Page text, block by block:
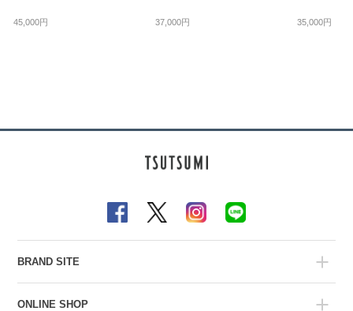
45,000円 37,000円 35,000円
BRAND SITE
ONLINE SHOP